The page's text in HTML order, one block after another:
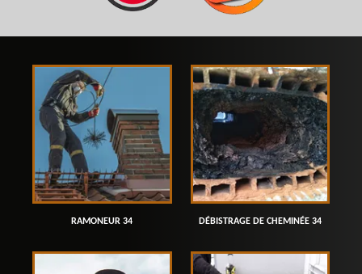
RAMONEUR 34 DÉBISTRAGE DE CHEMINÉE 34